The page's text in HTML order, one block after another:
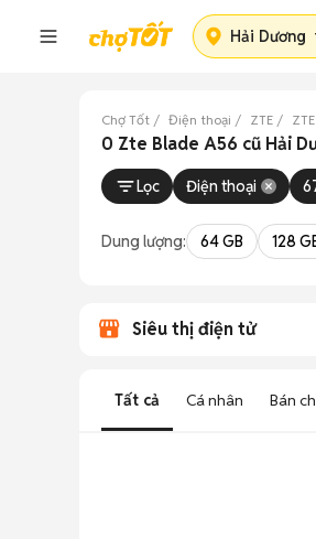
Hải Dương
Chợ Tốt Điện thoại ZTE
0 Zte Blade A56 cũ Hải
Lọc Điện thoại
Dung lượng: 64 GB 128
Siêu thị điện tử
Tất cả Cá nhân Bán